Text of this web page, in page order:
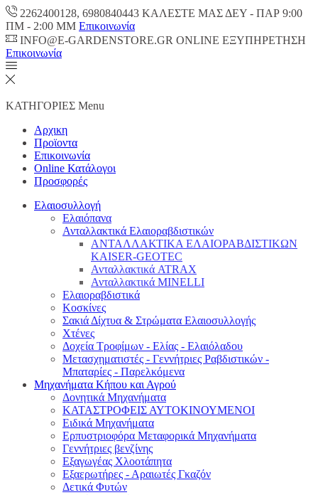
2262400128, 6980840443 ΚΑΛΕΣΤΕ ΜΑΣ ΔΕΥ - ΠΑΡ 9:00
ΠM - 2:00 ΜΜ Επικοινωνία
INFO@E-GARDENSTORE.GR ONLINE ΕΞΥΠΗΡΕΤΗΣH
Επικοινωνία
ΚΑΤΗΓΟΡΙΕΣ Menu
Αρχικη
Προϊοντα
Επικοινωνία
Online Κατάλογοι
Προσφορές
Ελαιοσυλλογή
Ελαιόπανα
Ανταλλακτικά Ελαιοραβδιστικών
ΑΝΤΑΛΛΑΚΤΙΚΑ ΕΛΑΙΟΡΑΒΔΙΣΤΙΚΩΝ
KAISER-GEOTEC
Ανταλλακτικά ATRAX
Ανταλλακτικά MINELLI
Ελαιοραβδιστικά
Κοσκίνες
Σακιά Δίχτυα & Στρώματα Ελαιοσυλλογής
Χτένες
Δοχεία Τροφίμων - Ελίας - Ελαιόλαδου
Μετασχηματιστές - Γεννήτριες Ραβδιστικών -
Μπαταρίες - Παρελκόμενα
Μηχανήματα Κήπου και Αγρού
Δονητικά Μηχανήματα
ΚΑΤΑΣΤΡΟΦΕΙΣ ΑΥΤΟΚΙΝΟΥΜΕΝΟΙ
Ειδικά Μηχανήματα
Eρπυστριοφόρα Μεταφορικά Μηχανήματα
Γεννήτριες βενζίνης
Εξαγωγέας Χλοοτάπητα
Εξαερωτήρες - Αραιωτές Γκαζόν
Δετικά Φυτών